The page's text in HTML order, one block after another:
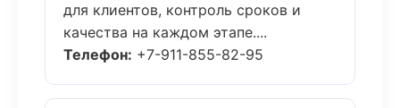
для клиентов, контроль сроков и
качества на каждом этапе....
Телефон: +7-911-855-82-95